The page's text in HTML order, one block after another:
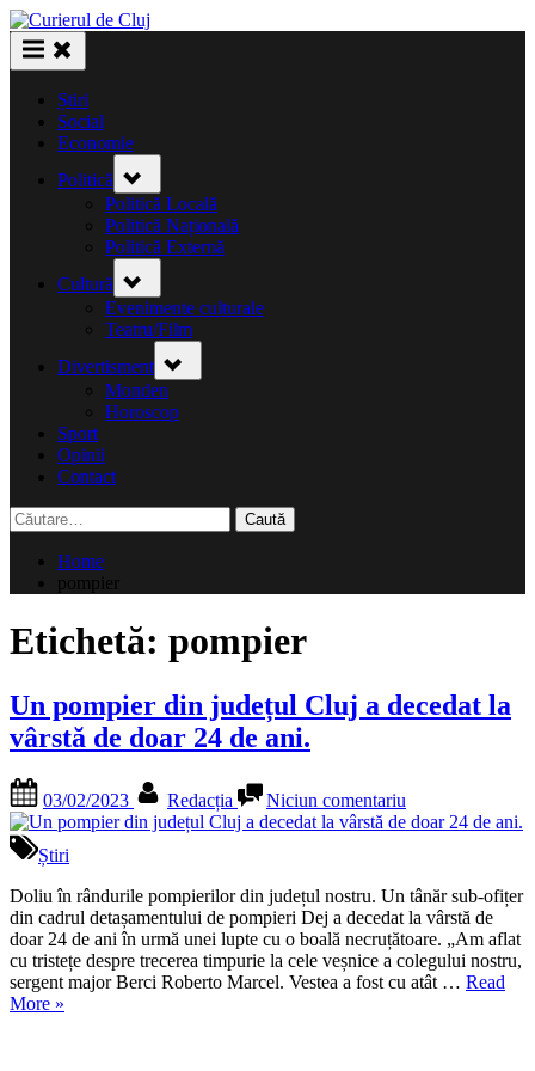
Skip
to
content
Știri
Social
Economie
Politică
sub-
menu
Politică Locală
Politică Națională
Politică Externă
Cultură
sub-
menu
Evenimente culturale
Teatru/Film
Divertisment sub-
menu
Monden
Horoscop
Sport
Opinii
Contact
Caută
după:
Home
pompier
Etichetă: pompier
Un pompier din județul Cluj a decedat la
vârstă de doar 24 de ani.
on
03/02/2023 Redacția Niciun comentariuUn
pompier
Cluj
a
decedat
la
vârstă
Știri
Doliu în rândurile pompierilor din județul nostru. Un tânăr sub-ofițer
din cadrul detașamentului de pompieri Dej a decedat la vârstă de
doar 24 de ani în urmă unei lupte cu o boală necruțătoare. „Am aflat
cu tristețe despre trecerea timpurie la cele veșnice a colegului nostru,
sergent major Berci Roberto Marcel. Vestea a fost cu atât … Read
More„Un
»